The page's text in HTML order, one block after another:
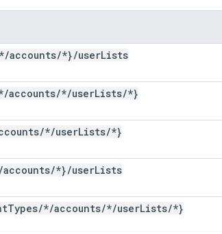
*/accounts/*}/userLists
/accounts/*/userLists/*}
/*/userLists/*}
/accounts/*}/userLists
Types/*/accounts/*/userLists/*}